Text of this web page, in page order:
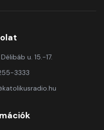
u. 15.-17.
3333